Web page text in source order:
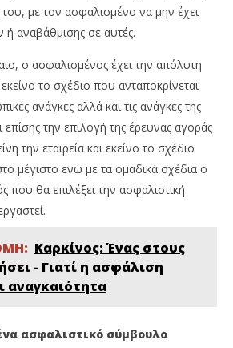
με τον ασφαλισμένο να μην έχει
αναβάθμισης σε αυτές.
ο ασφαλισμένος έχει την απόλυτη
το σχέδιο που ανταποκρίνεται
ανάγκες αλλά και τις ανάγκες της
επίσης την επιλογή της έρευνας αγοράς
την εταιρεία και εκείνο το σχέδιο
μέγιστο ενώ με τα ομαδικά σχέδια ο
που θα επιλέξει την ασφαλιστική
Καρκίνος: Ένας στους
- Γιατί η ασφάλιση
αναγκαιότητα
ασφαλιστικό σύμβουλο